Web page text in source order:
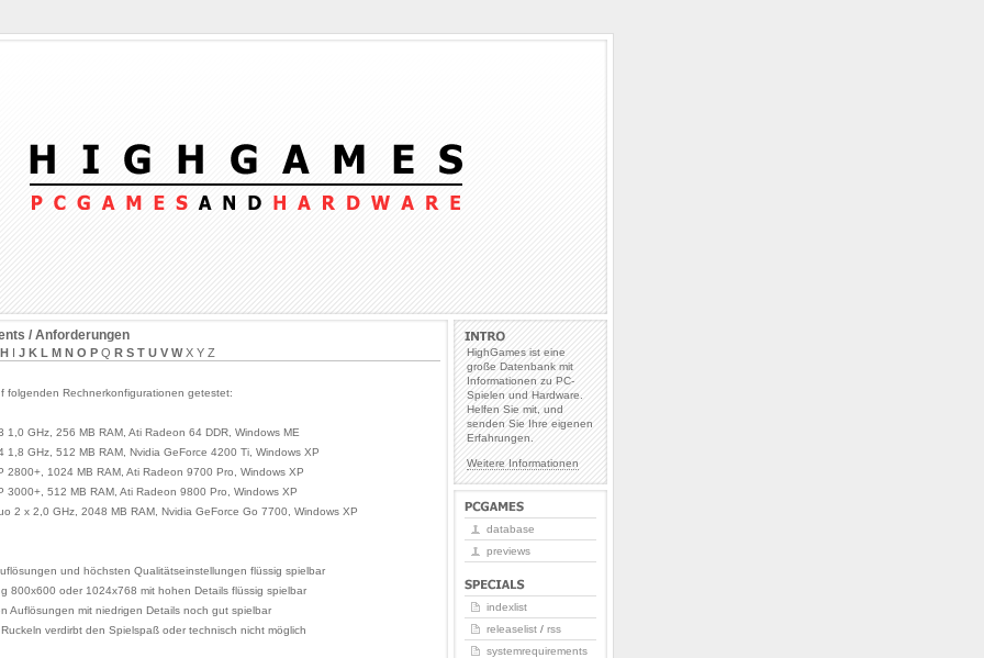
HighGames ist eine
große Datenbank mit
Informationen zu PC-
Spielen und Hardware.
Helfen Sie mit, und
senden Sie Ihre eigenen
Erfahrungen.
Weitere Informationen
/ Anforderungen
H I J K L M N O P Q R S T U V WX Y Z
folgenden Rechnerkonfigurationen getestet:
1,0 GHz, 256 MB RAM, Ati Radeon 64 DDR, Windows ME
1,8 GHz, 512 MB RAM, Nvidia GeForce 4200 Ti, Windows XP
2800+, 1024 MB RAM, Ati Radeon 9700 Pro, Windows XP
3000+, 512 MB RAM, Ati Radeon 9800 Pro, Windows XP
2 x 2,0 GHz, 2048 MB RAM, Nvidia GeForce Go 7700, Windows XP
und höchsten Qualitätseinstellungen flüssig spielbar
800x600 oder 1024x768 mit hohen Details flüssig spielbar
Auflösungen mit niedrigen Details noch gut spielbar
verdirbt den Spielspaß oder technisch nicht möglich
database
previews
indexlist
releaselist / rss
systemrequirements